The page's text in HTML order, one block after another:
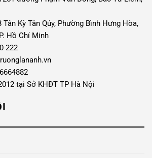
Tân Kỳ Tân Qúy, Phường Bình Hưng Hòa,
Hồ Chí Minh
222
tại Sở KHĐT TP Hà Nội